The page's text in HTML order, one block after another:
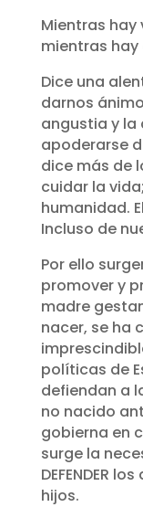
Mientras hay
mientras
Dice una
darnos
angustia y la
apoderarse
dice más de
cuidar la
humanidad.
Incluso de
Por ello
promover y
madre
nacer, se ha
políticas de
defiendan a
no nacido
gobierna en
surge la
DEFENDER
hijos.